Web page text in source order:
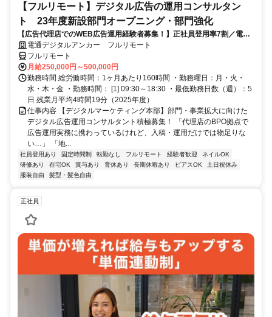
【フルリモート】デジタル広告の運用コンサルタン
ト 23年度新設部門オープニング・部門強化
【広告代理店でのWEB広告運用経験者募集！】正社員登用率7割／電通
G／全国×完全在宅／年休126日・土日祝休み／残業月平均4時間19分
電通デジタルアンカー フルリモート
フルリモート
月給250,000円～500,000円
勤務時間 総労働時間：1ヶ月あたり160時間 ・勤務曜日：月・火・
水・木・金 ・勤務時間： [1] 09:30～18:30 ・最低勤務日数（週）：5
日 残業月平均4時間19分（2025年度）
仕事内容 【デジタルマーケティング本部】部門・事業拡大に向けた
デジタル広告運用コンサルタント積極募集！ 「代理店のBPO拠点で
広告運用実務に携わっているけれど、入稿・運用だけでは物足りな
い…」 「地...
社員登用あり 固定時間制 転勤なし フルリモート 経験者歓迎
ネイルOK
研修あり
在宅OK 賞与あり 育休あり 長期休暇あり ピアスOK
土日祝休み
服装自由
髪型・髪色自由
正社員